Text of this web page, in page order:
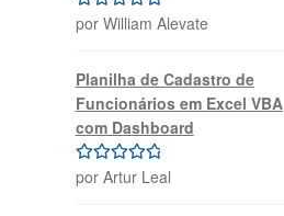
Avaliação5
por William Alevate
Planilha de Cadastro de
Funcionários em Excel VBA
com Dashboard
Avaliação 5
por Artur Leal